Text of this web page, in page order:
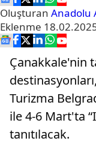
Oluşturan Anadolu
Eklenme
Çanakkale'nin
Turizma
ile 4-6 Mart'ta
tanıtılacak.